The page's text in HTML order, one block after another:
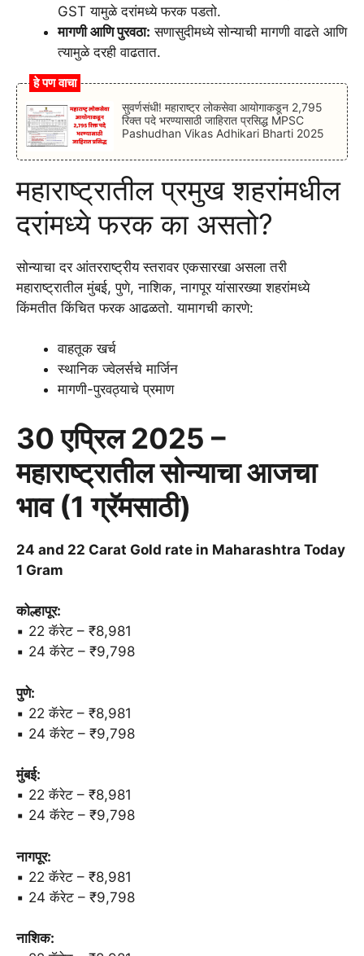
GST यामुळे दरांमध्ये फरक पडतो.
मागणी आणि पुरवठा: सणासुदीमध्ये सोन्याची मागणी वाढते आणि
त्यामुळे दरही वाढतात.
हे पण वाचा
सुवर्णसंधी! महाराष्ट्र लोकसेवा आयोगाकडून 2,795
रिक्त पदे भरण्यासाठी जाहिरात प्रसिद्ध MPSC
Pashudhan Vikas Adhikari Bharti 2025
महाराष्ट्रातील प्रमुख शहरांमधील
दरांमध्ये फरक का असतो?
सोन्याचा दर आंतरराष्ट्रीय स्तरावर एकसारखा असला तरी
महाराष्ट्रातील मुंबई, पुणे, नाशिक, नागपूर यांसारख्या शहरांमध्ये
किंमतीत किंचित फरक आढळतो. यामागची कारणे:
वाहतूक खर्च
स्थानिक ज्वेलर्सचे मार्जिन
मागणी-पुरवठ्याचे प्रमाण
30 एप्रिल 2025 –
महाराष्ट्रातील सोन्याचा आजचा
भाव (1 ग्रॅमसाठी)
24 and 22 Carat Gold rate in Maharashtra Today
1 Gram
कोल्हापूर:
▪️ 22 कॅरेट – ₹8,981
▪️ 24 कॅरेट – ₹9,798
पुणे:
▪️ 22 कॅरेट – ₹8,981
▪️ 24 कॅरेट – ₹9,798
मुंबई:
▪️ 22 कॅरेट – ₹8,981
▪️ 24 कॅरेट – ₹9,798
नागपूर:
▪️ 22 कॅरेट – ₹8,981
▪️ 24 कॅरेट – ₹9,798
नाशिक: